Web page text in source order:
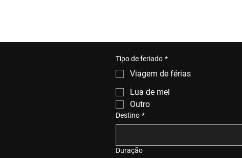
Tipo de feriado *
Viagem de férias
Lua de mel
Outro
Destino *
Duração